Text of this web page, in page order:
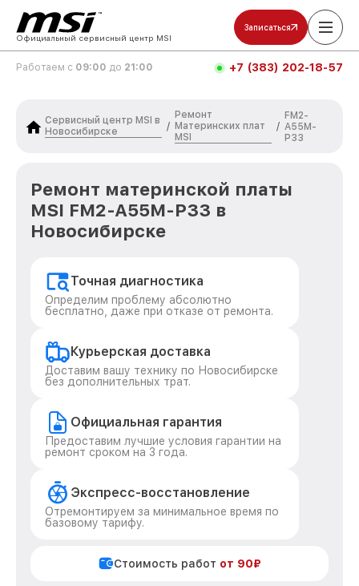
Официальный сервисный центр MSI
Записаться
Работаем с 09:00 до 21:00 +7 (383) 202-18-57
Сервисный центр MSI в
Новосибирске
/
Ремонт
Материнских плат
MSI
/
FM2-
A55M-
P33
Ремонт материнской платы
MSI FM2-A55M-P33 в
Новосибирске
Точная диагностика
Определим проблему абсолютно
бесплатно, даже при отказе от ремонта.
Курьерская доставка
Доставим вашу технику по Новосибирске
без дополнительных трат.
Официальная гарантия
Предоставим лучшие условия гарантии на
ремонт сроком на 3 года.
Экспресс-восстановление
Отремонтируем за минимальное время по
базовому тарифу.
Стоимость работ от 90₽